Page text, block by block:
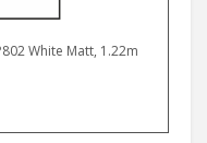
White Matt, 1.22m